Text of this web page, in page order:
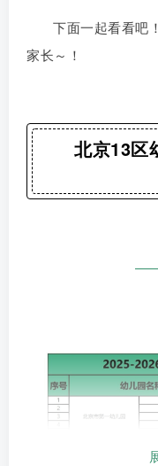
下面一起看看吧
家长～！
北京13区